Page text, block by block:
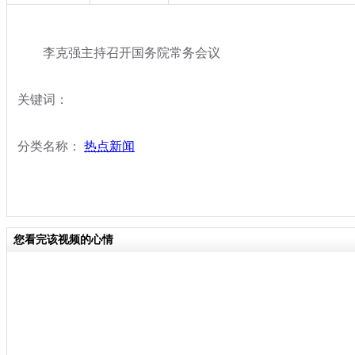
李克强主持召开国务院常务会议
关键词：
分类名称： 热点新闻
您看完该视频的心情